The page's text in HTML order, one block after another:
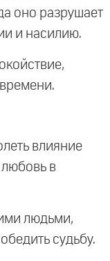
оно разрушает
и насилию.
влияние
в
людьми,
судьбу.